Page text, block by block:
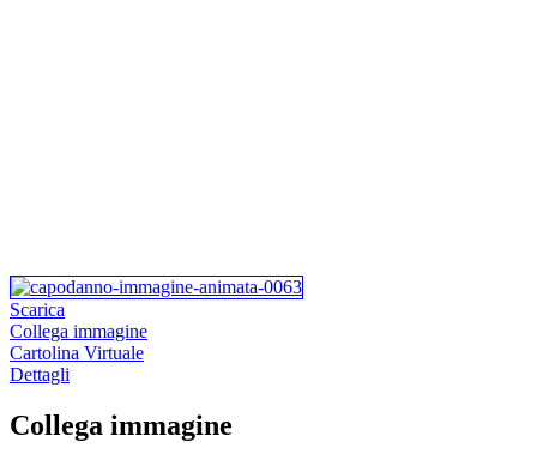
Scarica
Collega immagine
Cartolina Virtuale
Dettagli
Collega immagine